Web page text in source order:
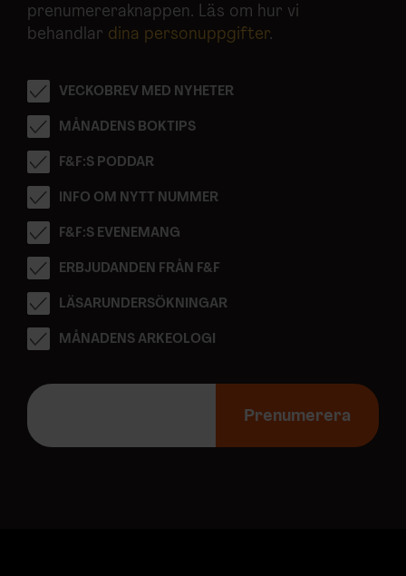
prenumereraknappen. Läs om hur vi
behandlar dina personuppgifter.
VECKOBREV MED NYHETER
MÅNADENS BOKTIPS
F&F:S PODDAR
INFO OM NYTT NUMMER
F&F:S EVENEMANG
ERBJUDANDEN FRÅN F&F
LÄSARUNDERSÖKNINGAR
MÅNADENS ARKEOLOGI
E
p
Prenumerera